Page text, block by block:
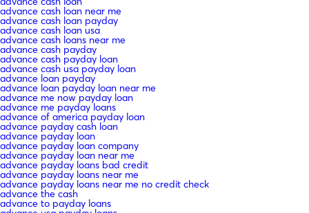
advance cash loan near me
advance cash loan payday
advance cash loan usa
advance cash loans near me
advance cash payday
advance cash payday loan
advance cash usa payday loan
advance loan payday
advance loan payday loan near me
advance me now payday loan
advance me payday loans
advance of america payday loan
advance payday cash loan
advance payday loan
advance payday loan company
advance payday loan near me
advance payday loans bad credit
advance payday loans near me
advance payday loans near me no credit check
advance the cash
advance to payday loans